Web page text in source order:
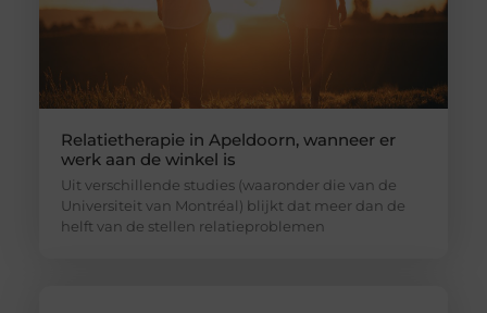
Relatietherapie in Apeldoorn, wanneer er
werk aan de winkel is
Uit verschillende studies (waaronder die van de
Universiteit van Montréal) blijkt dat meer dan de
helft van de stellen relatieproblemen